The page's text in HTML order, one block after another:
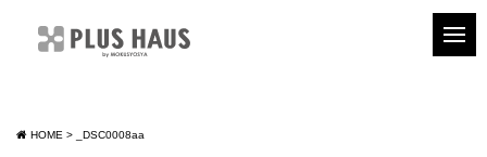
HOME > _DSC0008aa